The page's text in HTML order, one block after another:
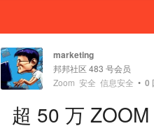
marketing
邦邦社区 483 号会员
Zoom 安全 信息安全 • 0
超 50 万